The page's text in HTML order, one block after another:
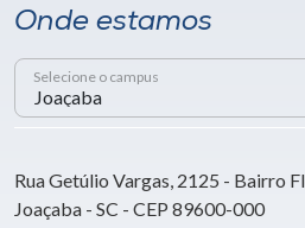
Onde estamos
Selecione o campus
Rua Getúlio Vargas, 2125 - Bairro
Joaçaba - SC - CEP 89600-000